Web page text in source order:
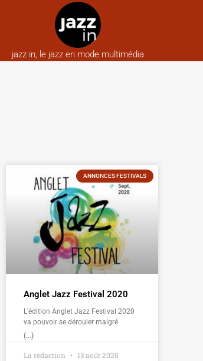
jazz in, le jazz en mode multimédia
ANNONCES FESTIVALS
Anglet Jazz Festival 2020
L’édition Anglet Jazz Festival 2020
va pouvoir se dérouler malgré
(...)
La rédaction 13 août 2020